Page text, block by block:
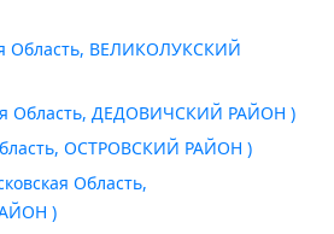
Область, ВЕЛИКОЛУКСКИЙ
Область, ДЕДОВИЧСКИЙ РАЙОН )
ОСТРОВСКИЙ РАЙОН )
Область,
)